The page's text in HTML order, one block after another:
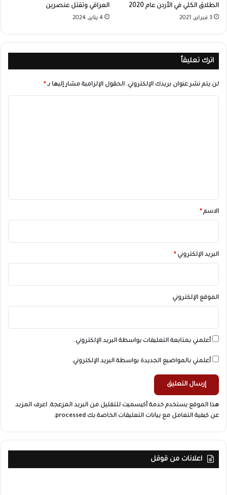
الطلاق الكلي في الأردن عام 2020
3 فبراير، 2021
العراقي وتقتل عنصرين
4 يناير، 2024
اترك تعليقاً
لن يتم نشر عنوان بريدك الإلكتروني. الحقول الإلزامية مشار إليها بـ*
*الاسم*
البريد الإلكتروني*
الموقع الإلكتروني
أعلمني بمتابعة التعليقات بواسطة البريد الإلكتروني.
أعلمني بالمواضيع الجديدة بواسطة البريد الإلكتروني.
هذا الموقع يستخدم خدمة أكيسميت للتقليل من البريد المزعجة. اعرف المزيد
عن كيفية التعامل مع بيانات التعليقات الخاصة بك processed
.
اعلانات من قوقل